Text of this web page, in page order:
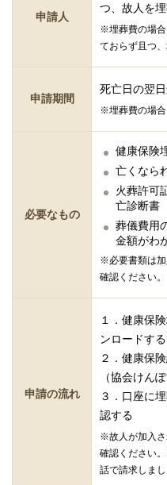
申請人
つ、故人を
※埋葬費の場合
ておらず且つ
申請期間
死亡日の翌
※埋葬費の場
必要なもの
健康保険
亡くなら
火葬許可
亡診断書
葬儀費用
金額がわ
※必要書類は加
確認ください。
申請の流れ
１．健康保
ンロードす
２．健康保
（協会けん
３．口座に
認する
※故人が加入さ
確認ください
話で請求しまし